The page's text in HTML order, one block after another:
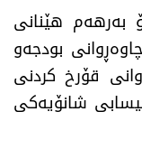
بەرهەم هێنانی
بودجەو
قۆرخ كردنی
شانۆیەكی